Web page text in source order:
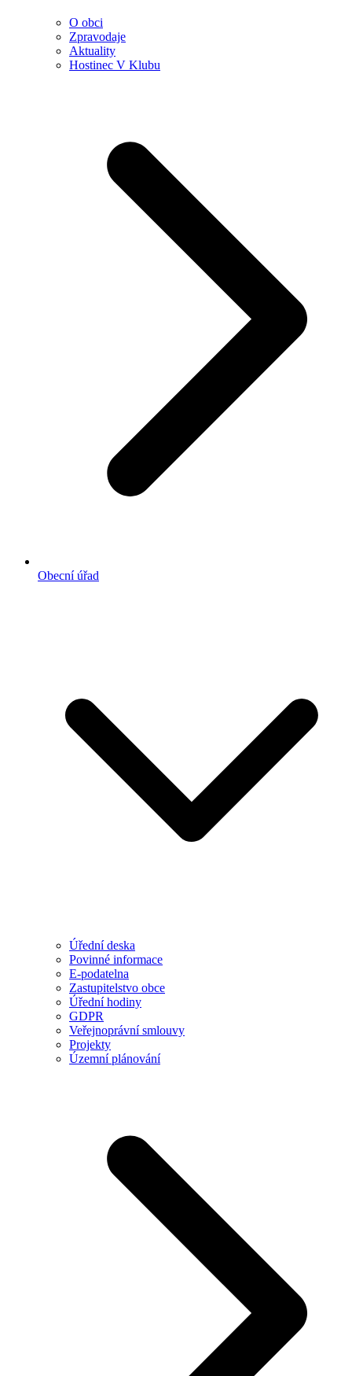
O obci
Zpravodaje
Aktuality
Hostinec V Klubu
Obecní úřad
Úřední deska
Povinné informace
E-podatelna
Zastupitelstvo obce
Úřední hodiny
GDPR
Veřejnoprávní smlouvy
Projekty
Územní plánování